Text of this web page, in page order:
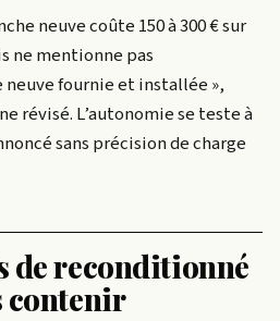
neuve coûte 150 à 300 € sur
ne mentionne pas
fournie et installée »,
révisé. L’autonomie se teste à
sans précision de charge
de reconditionné
contenir